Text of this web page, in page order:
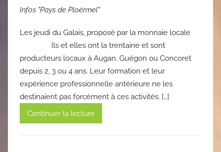
Infos "Pays de Ploërmel"
Les jeudi du Galais, proposé par la monnaie locale
Ils et elles ont la trentaine et sont
producteurs locaux à Augan, Guégon ou Concoret
depuis 2, 3 ou 4 ans. Leur formation et leur
expérience professionnelle antérieure ne les
destinaient pas forcément à ces activités. […]
Continuer la lecture